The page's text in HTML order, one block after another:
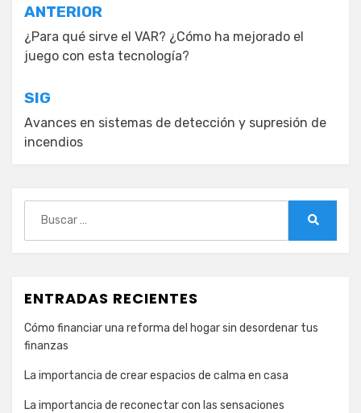
Navegación
de
entradas
ANTERIOR
¿Para qué sirve el VAR? ¿Cómo ha mejorado el
juego con esta tecnología?
SIG
Avances en sistemas de detección y supresión de
incendios
ENTRADAS RECIENTES
Cómo financiar una reforma del hogar sin desordenar tus
finanzas
La importancia de crear espacios de calma en casa
La importancia de reconectar con las sensaciones